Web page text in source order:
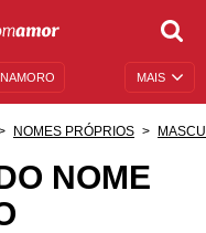
MAIS
NAMORO
NOMES PRÓPRIOS
NOME